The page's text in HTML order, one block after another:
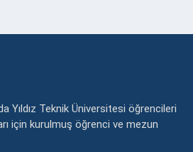
Yıldız Teknik Üniversitesi öğrencileri
için kurulmuş öğrenci ve mezun